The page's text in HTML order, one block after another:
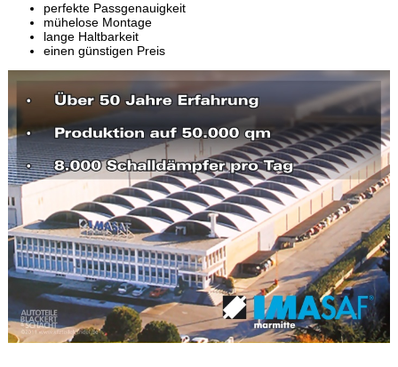
perfekte Passgenauigkeit
mühelose Montage
lange Haltbarkeit
einen günstigen Preis